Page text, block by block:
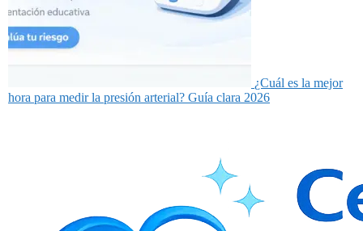
¿Cuál es la mejor
hora para medir la presión arterial? Guía clara 2026